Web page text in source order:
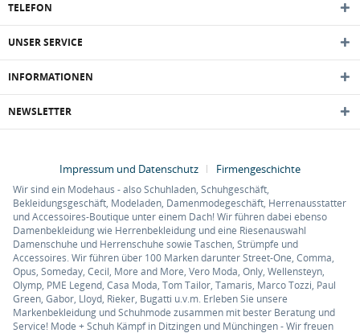
TELEFON
UNSER SERVICE
INFORMATIONEN
NEWSLETTER
Impressum und Datenschutz Firmengeschichte
Wir sind ein Modehaus - also Schuhladen, Schuhgeschäft,
Bekleidungsgeschäft, Modeladen, Damenmodegeschäft, Herrenausstatter
und Accessoires-Boutique unter einem Dach! Wir führen dabei ebenso
Damenbekleidung wie Herrenbekleidung und eine Riesenauswahl
Damenschuhe und Herrenschuhe sowie Taschen, Strümpfe und
Accessoires. Wir führen über 100 Marken darunter Street-One, Comma,
Opus, Someday, Cecil, More and More, Vero Moda, Only, Wellensteyn,
Olymp, PME Legend, Casa Moda, Tom Tailor, Tamaris, Marco Tozzi, Paul
Green, Gabor, Lloyd, Rieker, Bugatti u.v.m. Erleben Sie unsere
Markenbekleidung und Schuhmode zusammen mit bester Beratung und
Service! Mode + Schuh Kämpf in Ditzingen und Münchingen - Wir freuen